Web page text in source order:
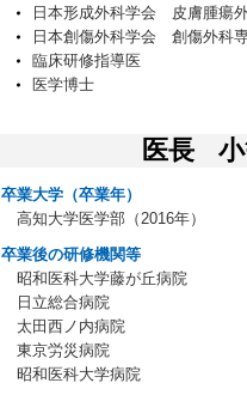
日本形成外科学会 皮膚腫瘍
日本創傷外科学会 創傷外科
臨床研修指導医
医学博士
医長
卒業大学（卒業年）
高知大学医学部（2016年）
卒業後の研修機関等
昭和医科大学藤が丘病院
日立総合病院
太田西ノ内病院
東京労災病院
昭和医科大学病院